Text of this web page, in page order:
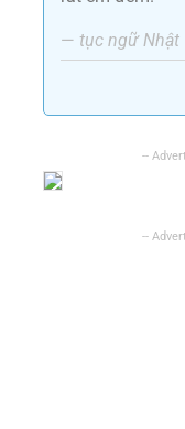
— tục ngữ Nhật